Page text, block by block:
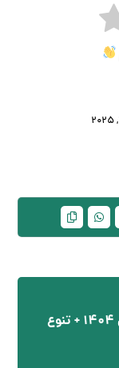
پخش عمده انواع چهارپایه پلاستیکی 1404 + تنوع